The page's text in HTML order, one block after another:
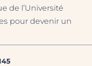
de l’Université
pour devenir un